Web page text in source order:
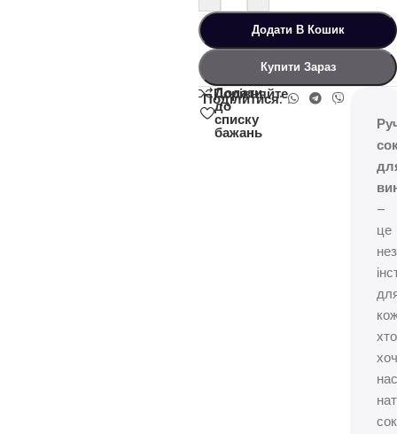
Додати В Кошик
Купити Зараз
Порівняйте
Додати
до
списку
бажань
Поділитися:
–
це
хто